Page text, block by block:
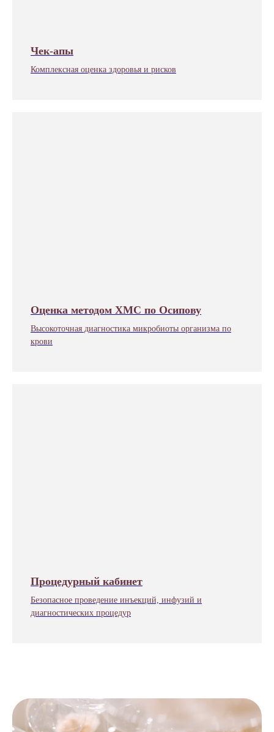
Чек-апы
Комплексная оценка здоровья и рисков
Оценка методом ХМС по Осипову
Высокоточная диагностика микробиоты организма по
крови
Процедурный кабинет
Безопасное проведение инъекций, инфузий и
диагностических процедур